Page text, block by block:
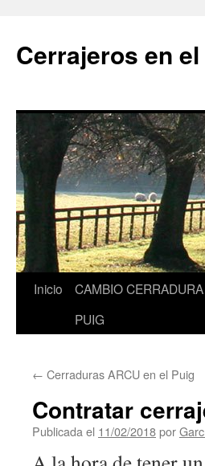
contenido
Cerrajeros en
Inicio
CAMBIO
PUIG
← Cerraduras ARCU en el Puig
Contratar
Publicada el 11/02/2018por